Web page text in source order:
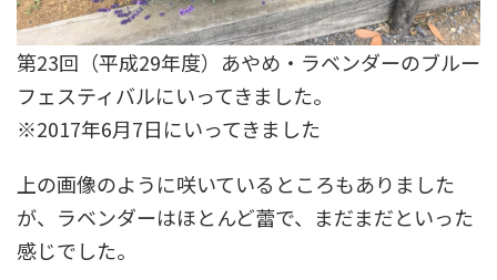
第23回（平成29年度）あやめ・ラベンダーのブルー
フェスティバルにいってきました。
※2017年6月7日にいってきました
上の画像のように咲いているところもありました
が、ラベンダーはほとんど蕾で、まだまだといった
感じでした。